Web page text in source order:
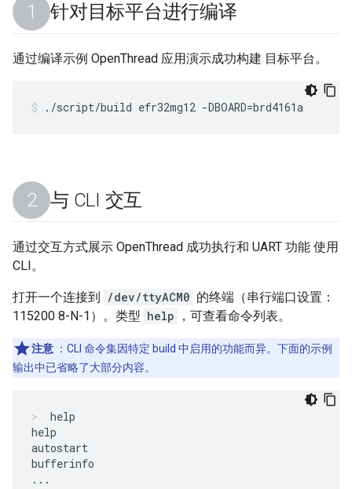
针对目标平台进行编译
通过编译示例 OpenThread 应用演示成功构建 目标平台。
./script/build efr32mg12 -DBOARD=brd4161a
与 CLI 交互
通过交互方式展示 OpenThread 成功执行和 UART 功能 使用
CLI。
打开一个连接到 /dev/ttyACM0 的终端（串行端口设置：
115200 8-N-1）。类型 help ，可查看命令列表。
注意 ：CLI 命令集因特定 build 中启用的功能而异。下面的示例
输出中已省略了大部分内容。
help
help
autostart
bufferinfo
...